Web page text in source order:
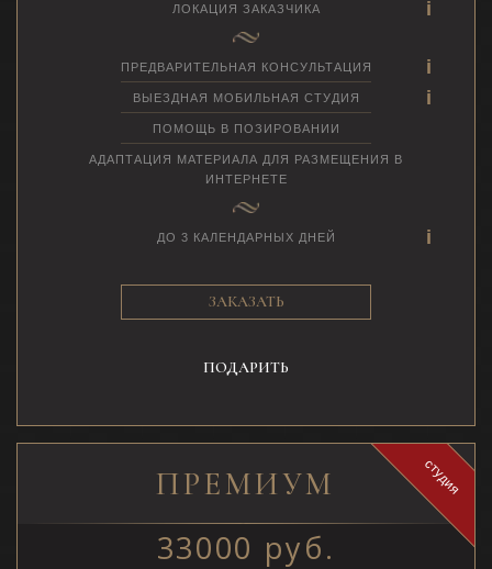
ЛОКАЦИЯ ЗАКАЗЧИКА
ПРЕДВАРИТЕЛЬНАЯ КОНСУЛЬТАЦИЯ
ВЫЕЗДНАЯ МОБИЛЬНАЯ СТУДИЯ
ПОМОЩЬ В ПОЗИРОВАНИИ
АДАПТАЦИЯ МАТЕРИАЛА ДЛЯ РАЗМЕЩЕНИЯ В
ИНТЕРНЕТЕ
ДО 3 КАЛЕНДАРНЫХ ДНЕЙ
ЗАКАЗАТЬ
ПОДАРИТЬ
студия
ПРЕМИУМ
33000 руб.